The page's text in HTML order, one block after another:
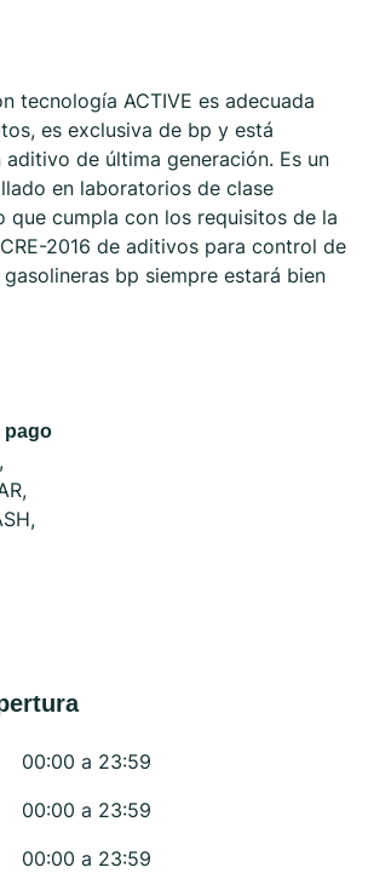
tecnología ACTIVE es adecuada
es exclusiva de bp y está
de última generación. Es un
en laboratorios de clase
que cumpla con los requisitos de la
2016 de aditivos para control de
gasolineras bp siempre estará bien
pago
00:00 a 23:59
00:00 a 23:59
00:00 a 23:59